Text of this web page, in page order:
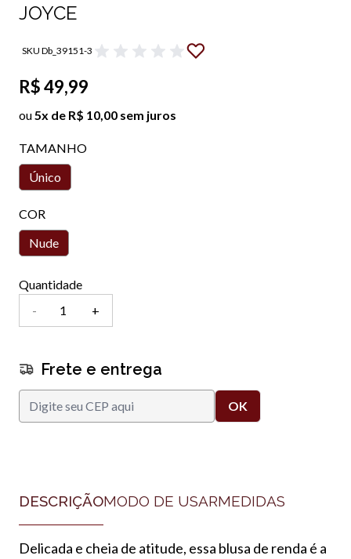
JOYCE
SKU Db_39151-3
R$ 49,99
ou5x de R$ 10,00 sem juros
TAMANHO
Único
COR
Nude
Quantidade
-
+
Frete e entrega
DESCRIÇÃOMODO DE USARMEDIDAS
Delicada e cheia de atitude, essa blusa de renda é a